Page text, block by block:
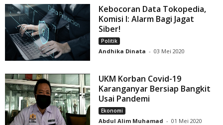
Kebocoran Data Tokopedia,
Komisi I: Alarm Bagi Jagat
Siber!
Politik
Andhika Dinata - 03 Mei 2020
UKM Korban Covid-19
Karanganyar Bersiap Bangkit
Usai Pandemi
Ekonomi
Abdul Alim Muhamad - 01 Mei 2020